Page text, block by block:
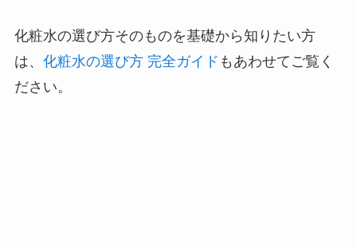
化粧水の選び方そのものを基礎から知りたい方
は、 化粧水の選び方 完全ガイド もあわせてご覧く
ださい。